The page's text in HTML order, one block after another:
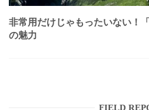
非常用だけじゃもったいない！
の魅力
FIELD